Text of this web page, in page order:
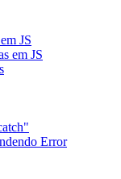
JS
em JS
Error